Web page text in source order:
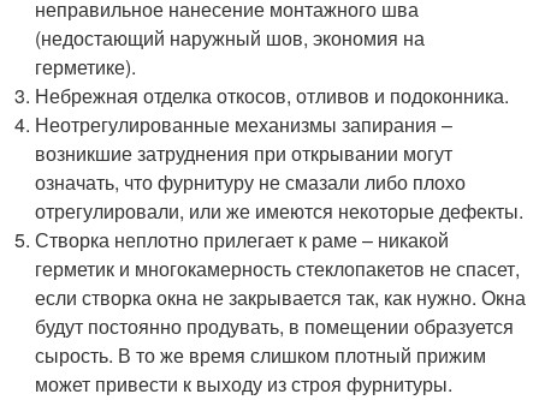
неправильное нанесение монтажного шва
(недостающий наружный шов, экономия на
герметике).
Небрежная отделка откосов, отливов и подоконника.
Неотрегулированные механизмы запирания –
возникшие затруднения при открывании могут
означать, что фурнитуру не смазали либо плохо
отрегулировали, или же имеются некоторые дефекты.
Створка неплотно прилегает к раме – никакой
герметик и многокамерность стеклопакетов не спасет,
если створка окна не закрывается так, как нужно. Окна
будут постоянно продувать, в помещении образуется
сырость. В то же время слишком плотный прижим
может привести к выходу из строя фурнитуры.